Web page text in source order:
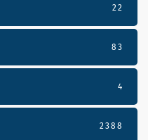
22
83
4
2388